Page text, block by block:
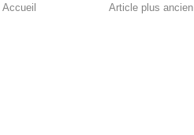
Article plus ancien
Accueil